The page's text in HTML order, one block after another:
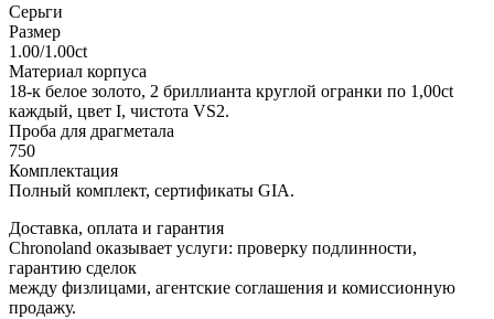
Серьги
Размер
1.00/1.00ct
Материал корпуса
18-к белое золото, 2 бриллианта круглой огранки по 1,00ct
каждый, цвет I, чистота VS2.
Проба для драгметала
750
Комплектация
Полный комплект, сертификаты GIA.
Доставка, оплата и гарантия
Chronoland оказывает услуги: проверку подлинности,
гарантию сделок
между физлицами, агентские соглашения и комиссионную
продажу.